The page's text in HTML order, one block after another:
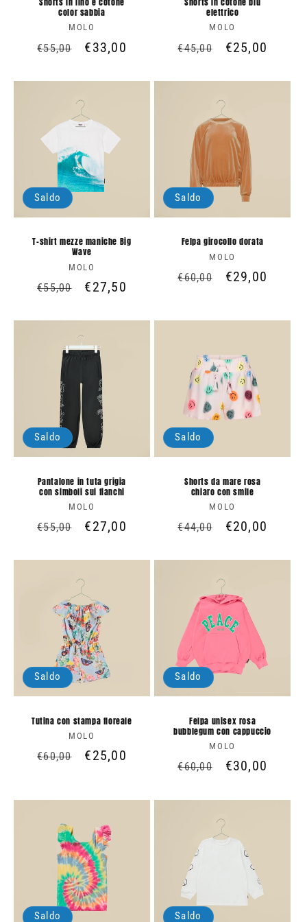
color sabbia
Produttore:
MOLO
Prezzo
listino
€55,00
Prezzo
€33,00
elettrico
Produttore:
MOLO
Prezzo
listino
€45,00
Prezzo
€25,00
Saldo
T-shirt mezze maniche Big
Wave
Produttore:
MOLO
Prezzo
listino
€55,00
Prezzo
€27,50
Saldo
Felpa girocollo dorata
Produttore:
MOLO
Prezzo
€60,00
Prezzo
€29,00
Saldo
Pantalone in tuta grigia
con simboli sui fianchi
Produttore:
MOLO
Prezzo
listino
€55,00
Prezzo
€27,00
Saldo
Shorts da mare rosa
chiaro con smile
Produttore:
MOLO
Prezzo
listino
€44,00
Prezzo
€20,00
Saldo
Tutina con stampa floreale
Produttore:
MOLO
Prezzo
€60,00
Prezzo
€25,00
Saldo
Felpa unisex rosa
bubblegum con cappuccio
Produttore:
MOLO
Prezzo
listino
€60,00
Prezzo
€30,00
Saldo Saldo